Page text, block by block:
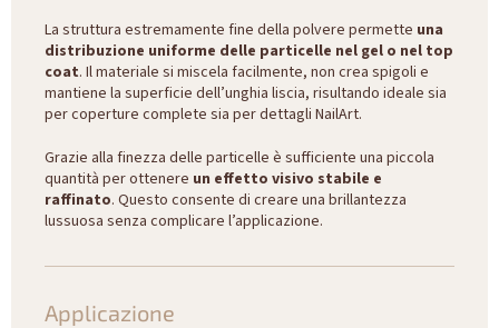
La struttura estremamente fine della polvere permette una
distribuzione uniforme delle particelle nel gel o nel top
coat. Il materiale si miscela facilmente, non crea spigoli e
mantiene la superficie dell’unghia liscia, risultando ideale sia
per coperture complete sia per dettagli NailArt.
Grazie alla finezza delle particelle è sufficiente una piccola
quantità per ottenere un effetto visivo stabile e
raffinato. Questo consente di creare una brillantezza
lussuosa senza complicare l’applicazione.
Applicazione